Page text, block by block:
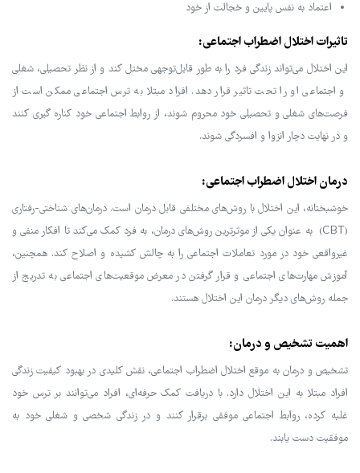
اعتماد به نفس پایین و خجالت از خود
تاثیرات اختلال اضطراب اجتماعی:
این اختلال می‌تواند زندگی فرد را به طور قابل‌توجهی مختل کند و از نظر تحصیلی، شغلی
و اجتماعی او را تحت تاثیر قرار دهد. افراد مبتلا به ترس اجتماعی ممکن است از
فرصت‌های شغلی و تحصیلی خود محروم شوند، از روابط اجتماعی خود کناره گیری کنند
و در نهایت دچار انزوا و افسردگی شوند.
درمان اختلال اضطراب اجتماعی:
خوشبختانه، این اختلال با روش‌های مختلفی قابل درمان است. درمان‌های شناختی-رفتاری
(CBT) به عنوان یکی از موثرترین روش‌های درمان، به فرد کمک می‌کند تا افکار منفی و
غیرواقعی خود در مورد تعاملات اجتماعی را به چالش کشیده و اصلاح کند. همچنین،
آموزش مهارت‌های اجتماعی و قرار گرفتن در معرض موقعیت‌های اجتماعی به تدریج از
جمله روش‌های دیگر درمان این اختلال هستند.
اهمیت تشخیص و درمان:
تشخیص و درمان به موقع اختلال اضطراب اجتماعی، نقش کلیدی در بهبود کیفیت زندگی
افراد مبتلا به این اختلال دارد. با دریافت کمک حرفه‌ای، افراد می‌توانند بر ترس خود
غلبه کرده، روابط اجتماعی موفقی برقرار کنند و در زندگی شخصی و شغلی خود به
موفقیت دست یابند.